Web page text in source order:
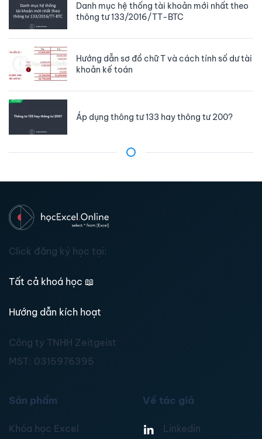
Danh mục hệ thống tài khoản mới nhất theo
thông tư 133/2016/TT-BTC
Hướng dẫn sơ đồ chữ T và cách tính số dư tài
khoản kế toán
Áp dụng thông tư 133 hay thông tư 200?
Click đăng ký học tại:
Tất cả khoá học 📖
Hướng dẫn kích hoạt
Công ty TNHH Zeitgeist
MST: 0315976395
Sản phẩm
Khóa học Excel
Về tác giả
Linkedin